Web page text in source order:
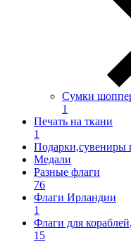
Сумки
1
Печать на ткани
1
Подарки,сувениры
Медали
Разные флаги
76
Флаги Ирландии
1
Флаги для
15